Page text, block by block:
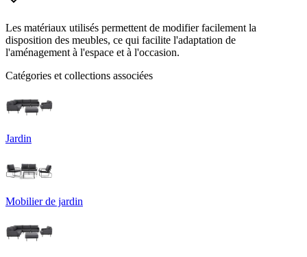
Les matériaux utilisés permettent de modifier facilement la
disposition des meubles, ce qui facilite l'adaptation de
l'aménagement à l'espace et à l'occasion.
Catégories et collections associées
Jardin
Mobilier de jardin